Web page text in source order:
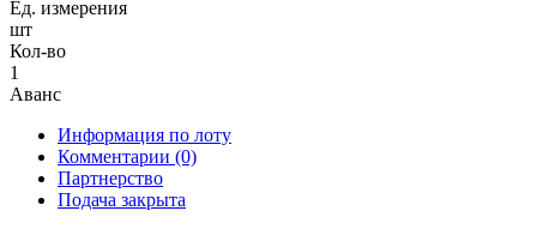
Ед. измерения
шт
Кол-во
1
Аванс
Информация по лоту
Комментарии (0)
Партнерство
Подача закрыта